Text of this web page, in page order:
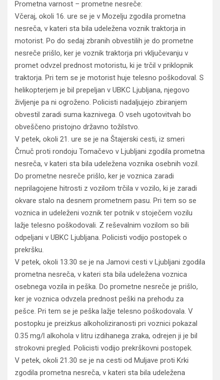
Prometna varnost – prometne nesreče:
Včeraj, okoli 16. ure se je v Mozelju zgodila prometna
nesreča, v kateri sta bila udeležena voznik traktorja in
motorist. Po do sedaj zbranih obvestilih je do prometne
nesreče prišlo, ker je voznik traktorja pri vključevanju v
promet odvzel prednost motoristu, ki je trčil v priklopnik
traktorja. Pri tem se je motorist huje telesno poškodoval. S
helikopterjem je bil prepeljan v UBKC Ljubljana, njegovo
življenje pa ni ogroženo. Policisti nadaljujejo zbiranjem
obvestil zaradi suma kaznivega. O vseh ugotovitvah bo
obveščeno pristojno državno tožilstvo.
V petek, okoli 21. ure se je na Štajerski cesti, iz smeri
Črnuč proti rondoju Tomačevo v Ljubljani zgodila prometna
nesreča, v kateri sta bila udeležena voznika osebnih vozil.
Do prometne nesreče prišlo, ker je voznica zaradi
neprilagojene hitrosti z vozilom trčila v vozilo, ki je zaradi
okvare stalo na desnem prometnem pasu. Pri tem so se
voznica in udeleženi voznik ter potnik v stoječem vozilu
lažje telesno poškodovali. Z reševalnim vozilom so bili
odpeljani v UBKC Ljubljana. Policisti vodijo postopek o
prekršku.
V petek, okoli 13.30 se je na Jamovi cesti v Ljubljani zgodila
prometna nesreča, v kateri sta bila udeležena voznica
osebnega vozila in peška. Do prometne nesreče je prišlo,
ker je voznica odvzela prednost peški na prehodu za
pešce. Pri tem se je peška lažje telesno poškodovala. V
postopku je preizkus alkoholiziranosti pri voznici pokazal
0.35 mg/l alkohola v litru izdihanega zraka, odrejen ji je bil
strokovni pregled. Policisti vodijo prekrškovni postopek.
V petek, okoli 21.30 se je na cesti od Muljave proti Krki
zgodila prometna nesreča, v kateri sta bila udeležena